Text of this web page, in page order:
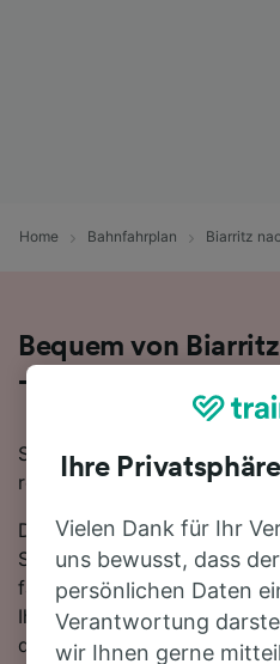
Home Bahnfahrplan Biarritz
Bequem von
- nehmen Sie den
Sie wollen mit dem Zug von
reisen? Dann sind Sie bei
Die Fahrtzeit beträgt mit
Stunden 12 Minuten. Auf der
fahren für gewöhnlich 14
Ihrer Fahrt nach Montpellier
dieser Strecke werden für
Ihre
Vielen Dank für Ihr
uns bewusst, dass
persönlichen Daten
Verantwortung
wir Ihnen gerne